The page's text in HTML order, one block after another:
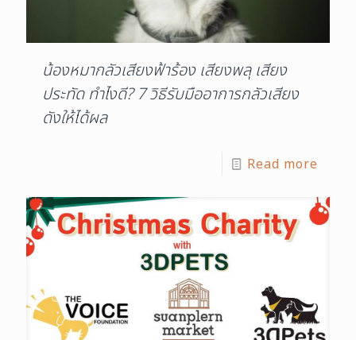
น้องหมากลัวเสียงฟ้าร้อง เสียงพลุ เสียง
ประทัด ทําไงดี? 7 วิธีรับมืออาการกลัวเสียง
ดังให้ได้ผล
Read more